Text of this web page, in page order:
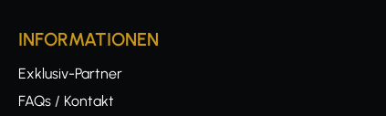
INFORMATIONEN
Exklusiv-Partner
FAQs / Kontakt